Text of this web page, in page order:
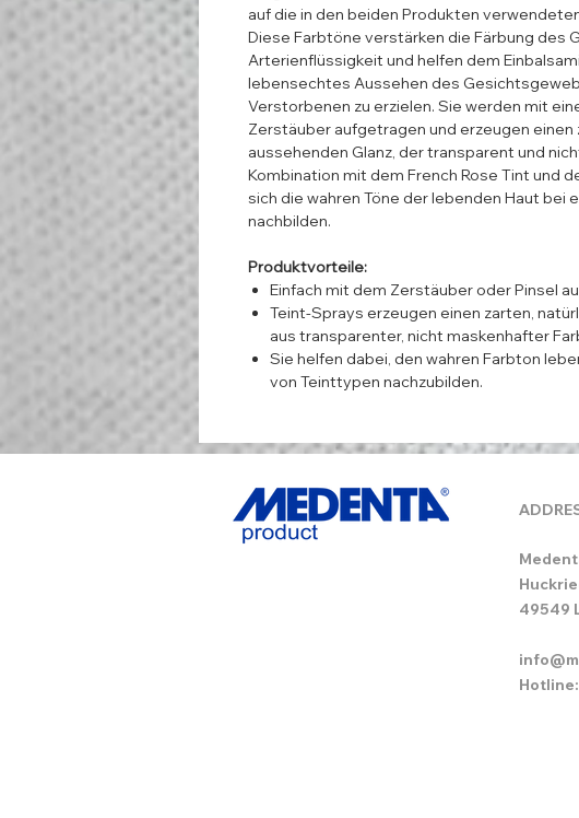
auf die in den beiden Produkten
Diese Farbtöne verstärken die Färbung des
Arterienflüssigkeit und helfen dem
lebensechtes Aussehen des
Verstorbenen zu erzielen. Sie werden mit
Zerstäuber aufgetragen und erzeugen einen
aussehenden Glanz, der transparent und
Kombination mit dem French Rose Tint und
sich die wahren Töne der lebenden Haut bei
nachbilden.
Produktvorteile:
Einfach mit dem Zerstäuber oder Pinsel
Teint-Sprays erzeugen einen zarten,
aus transparenter, nicht maskenhafter
Sie helfen dabei, den wahren Farbton
von Teinttypen nachzubilden.
49549